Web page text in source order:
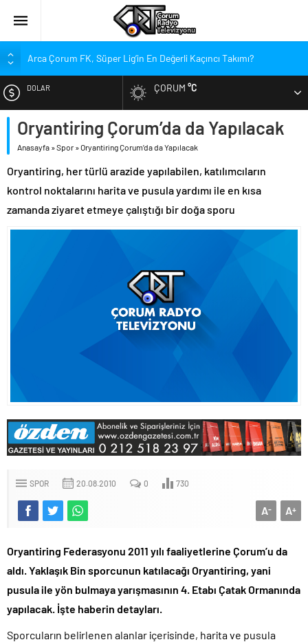
Arca Çorum FK, Süper Lig’in En Değerli Kaçıncı Takımı?
Kırmızı Kanatlar’dan Kadınlara Çağrı
Arca Çorum FK’nin Yeni Sponsorları Kim?
Arca Çorum FK’de İki İsim Gündemde, Bir İsim Ayrılıyor
Tritikale ve Ayçiçeği Tarlalarında Verim Mesaisi
DOLAR
BIST
ÇORUM°C
Oryantiring Çorum’da da Yapılacak
Anasayfa »Spor »Oryantiring Çorum’da da Yapılacak
Oryantiring, her türlü arazide yapılabilen, katılımcıların
kontrol noktalarını harita ve pusula yardımı ile en kısa
zamanda ziyaret etmeye çalıştığı bir doğa sporu
SPOR 20.08.2010 0 730
A+
A-
Oryantiring Federasyonu 2011 yılı faaliyetlerine Çorum’u da
aldı. Yaklaşık Bin sporcunun katılacağı Oryantiring, yani
pusula ile yön bulmaya yarışmasının 4. Etabı Çatak Ormanında
yapılacak. İşte haberin detayları.
Sporcuların belirlenen alanlar içerisinde, harita ve pusula